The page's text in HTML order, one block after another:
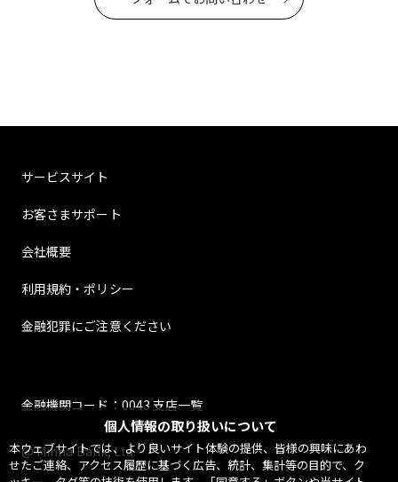
個人情報の取り扱いについて
本ウェブサイトでは、より良いサイト体験の提供、皆様の興味にあわ
せたご連絡、アクセス履歴に基づく広告、統計、集計等の目的で、ク
サービスサイト
お客さまサポート
会社概要
利用規約・ポリシー
金融犯罪にご注意ください
金融機関コード：0043 支店一覧
@ Minna Bank, Ltd.